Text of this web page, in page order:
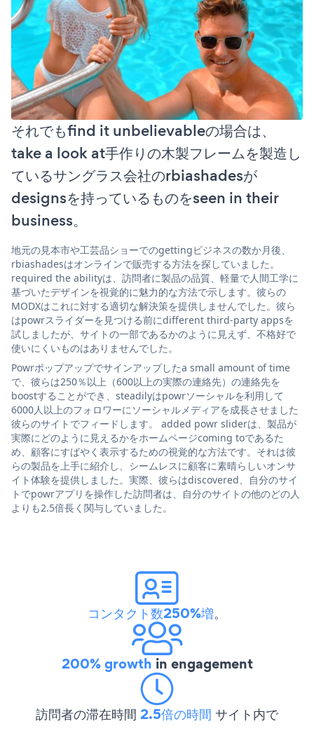
それでもfind it unbelievableの場合は、
take a look at手作りの木製フレームを製造し
ているサングラス会社のrbiashadesが
designsを持っているものをseen in their
business。
地元の見本市や工芸品ショーでのgettingビジネスの数か月後、
rbiashadesはオンラインで販売する方法を探していました。
required the abilityは、訪問者に製品の品質、軽量で人間工学に
基づいたデザインを視覚的に魅力的な方法で示します。彼らの
MODXはこれに対する適切な解決策を提供しませんでした。彼ら
はpowrスライダーを見つける前にdifferent third-party appsを
試しましたが、サイトの一部であるかのように見えず、不格好で
使いにくいものはありませんでした。
Powrポップアップでサインアップしたa small amount of time
で、彼らは250％以上（600以上の実際の連絡先）の連絡先を
boostすることができ、steadilyはpowrソーシャルを利用して
6000人以上のフォロワーにソーシャルメディアを成長させました
彼らのサイトでフィードします。 added powr sliderは、製品が
実際にどのように見えるかをホームページcoming toであるた
め、顧客にすばやく表示するための視覚的な方法です。それは彼
らの製品を上手に紹介し、シームレスに顧客に素晴らしいオンサ
イト体験を提供しました。実際、彼らはdiscovered、自分のサイ
トでpowrアプリを操作した訪問者は、自分のサイトの他のどの人
よりも2.5倍長く関与していました。
コンタクト数250%増。
200% growth in engagement
訪問者の滞在時間 2.5倍の時間 サイト内で